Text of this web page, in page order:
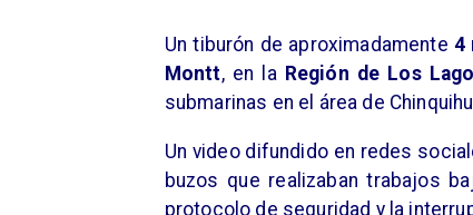
Un tiburón de aproximadamente4
Montt, en la Región de Los
submarinas en el área de
Un video difundido en redes
buzos que realizaban trabajos
protocolo de seguridad y la